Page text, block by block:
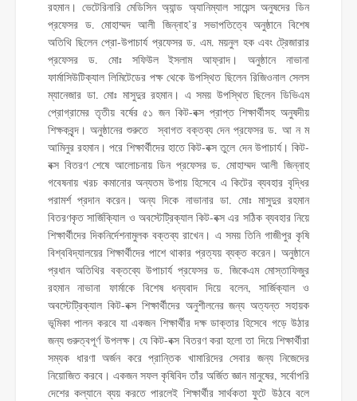
রহমান। ভেটেরিনারি মেডিসিন অ্যান্ড অ্যানিম্যাল সায়েন্স অনুষদের ডিন
প্রফেসর ড. মোহাম্মদ আলী জিন্নাহ’র সভাপতিত্বে অনুষ্ঠানে বিশেষ
অতিথি ছিলেন প্রো-উপাচার্য প্রফেসর ড. এম. ময়নুল হক এবং ট্রেজারার
প্রফেসর ড. মোঃ সফিউল ইসলাম আফ্রাদ। অনুষ্ঠানে নাভানা
ফার্মাসিউটিক্যাল লিমিটেডের পক্ষ থেকে উপস্থিত ছিলেন রিজিওনাল সেলস
ম্যানেজার ডা. মোঃ মাসুদুর রহমান। এ সময় উপস্থিত ছিলেন ডিভিএম
প্রোগ্রামের তৃতীয় বর্ষের ৫১ জন কিট-বক্স প্রাপ্ত শিক্ষার্থীসহ অনুষদীয়
শিক্ষকবৃন্দ। অনুষ্ঠানের শুরুতে স্বাগত বক্তব্য দেন প্রফেসর ড. আ ন ম
আমিনুর রহমান। পরে শিক্ষার্থীদের হাতে কিট-বক্স তুলে দেন উপাচার্য। কিট-
বক্স বিতরণ শেষে আলোচনায় ডিন প্রফেসর ড. মোহাম্মদ আলী জিন্নাহ
গবেষনায় খরচ কমানোর অন্যতম উপায় হিসেবে এ কিটের ব্যবহার বৃদ্ধির
পরামর্শ প্রদান করেন। অন্য দিকে নাভানার ডা. মোঃ মাসুদুর রহমান
বিতরণকৃত সার্জিক্যিাল ও অবস্টেট্রিক্যাল কিট-বক্স এর সঠিক ব্যবহার নিয়ে
শিক্ষার্থীদের দিকনির্দেশনামুলক বক্তব্য রাখেন। এ সময় তিনি গাজীপুর কৃষি
বিশ্ববিদ্যালয়ের শিক্ষার্থীদের পাশে থাকার প্রত্যয় ব্যক্ত করেন। অনুষ্ঠানে
প্রধান অতিথির বক্তব্যে উপাচার্য প্রফেসর ড. জিকেএম মোস্তাফিজুর
রহমান নাভানা ফার্মাকে বিশেষ ধন্যবাদ দিয়ে বলেন, সার্জিক্যাল ও
অবস্টেট্রিক্যাল কিট-বক্স শিক্ষার্থীদের অনুশীলনের জন্য অত্যন্ত সহায়ক
ভূমিকা পালন করবে যা একজন শিক্ষার্থীর দক্ষ ডাক্তার হিসেবে গড়ে উঠার
জন্য গুরুত্বপূর্ণ উপলক্ষ। যে কিট-বক্স বিতরণ করা হলো তা দিয়ে শিক্ষার্থীরা
সম্যক ধারণা অর্জন করে প্রান্তিক খামারিদের সেবার জন্য নিজেদের
নিয়োজিত করবে। একজন সফল কৃষিবিদ তাঁর অর্জিত জ্ঞান মানুষের, সর্বোপরি
দেশের কল্যানে ব্যয় করতে পারলেই শিক্ষার্থীর সার্থকতা ফুটে উঠবে বলে